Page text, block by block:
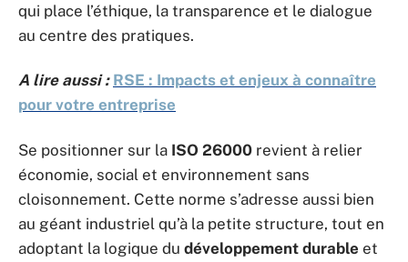
qui place l’éthique, la transparence et le dialogue
au centre des pratiques.
A lire aussi : RSE : Impacts et enjeux à connaître
pour votre entreprise
Se positionner sur la ISO 26000 revient à relier
économie, social et environnement sans
cloisonnement. Cette norme s’adresse aussi bien
au géant industriel qu’à la petite structure, tout en
adoptant la logique du développement durable et